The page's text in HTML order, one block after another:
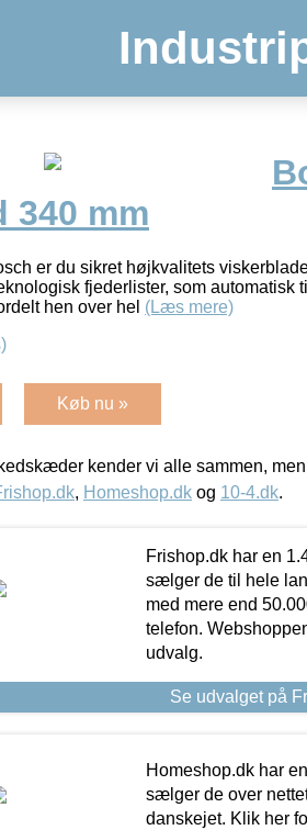
340 mm
er du sikret højkvalitets
fjederlister, som automatisk
hen over hel (Læs mere)
Køb nu »
kender vi alle sammen,
, Homeshop.dk og 10-4.dk.
Frishop.dk har en
sælger de til hele
med mere end
telefon.
udvalg.
Se udvalget på
Homeshop.dk har
sælger de over
danskejet. Klik her